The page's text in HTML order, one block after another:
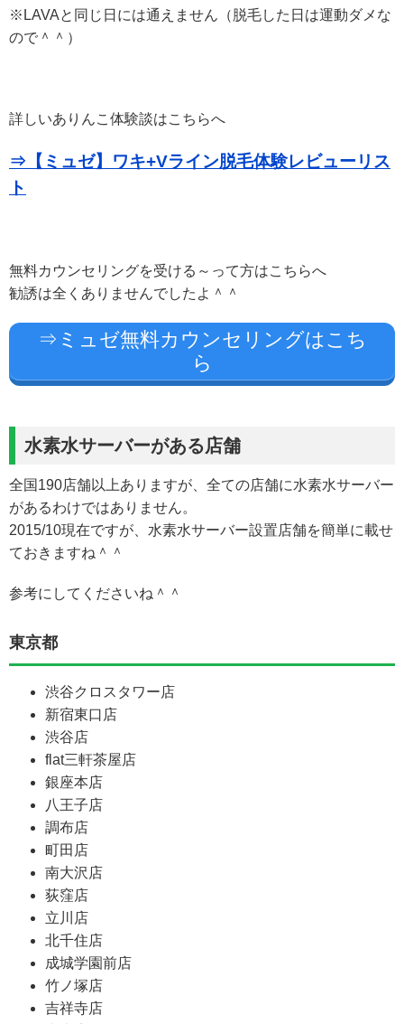
※LAVAと同じ日には通えません（脱毛した日は運動ダメな
ので＾＾）
詳しいありんこ体験談はこちらへ
⇒【ミュゼ】ワキ+Vライン脱毛体験レビューリス
ト
無料カウンセリングを受ける～って方はこちらへ
勧誘は全くありませんでしたよ＾＾
⇒ミュゼ無料カウンセリングはこち
ら
水素水サーバーがある店舗
全国190店舗以上ありますが、全ての店舗に水素水サーバー
があるわけではありません。
2015/10現在ですが、水素水サーバー設置店舗を簡単に載せ
ておきますね＾＾
参考にしてくださいね＾＾
東京都
渋谷クロスタワー店
新宿東口店
渋谷店
flat三軒茶屋店
銀座本店
八王子店
調布店
町田店
南大沢店
荻窪店
立川店
北千住店
成城学園前店
竹ノ塚店
吉祥寺店